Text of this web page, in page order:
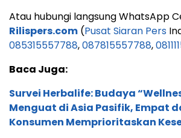
Atau hubungi langsung WhatsApp
Rilispers.com (Pusat Siaran Pers
085315557788,087815557788,
Baca Juga:
Survei Herbalife: Budaya
Menguat di Asia Pasifik, Empat
Konsumen Memprioritaskan